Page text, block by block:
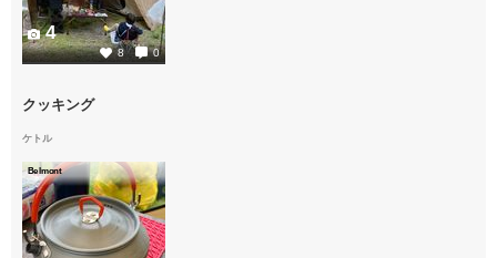
8 0
4
クッキング
ケトル
Belmont